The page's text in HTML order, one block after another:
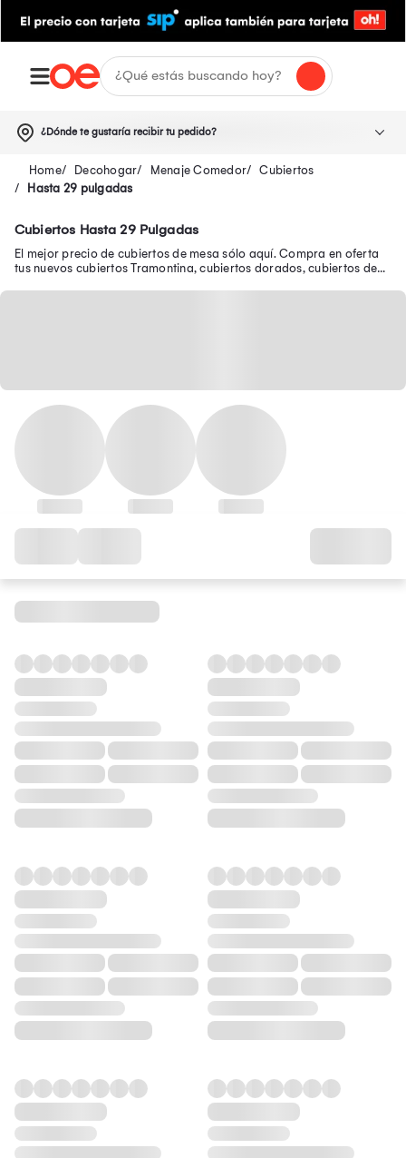
¿Dónde te gustaría recibir tu pedido?
Decohogar Menaje Comedor
Cubiertos
Hasta 29 pulgadas
Cubiertos Hasta 29 Pulgadas
El mejor precio de cubiertos de mesa sólo aquí. Compra en oferta
tus nuevos cubiertos Tramontina, cubiertos dorados, cubiertos de